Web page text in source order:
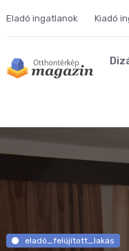
Eladó ingatlanok Kiadó
eladó_felújított_lakás